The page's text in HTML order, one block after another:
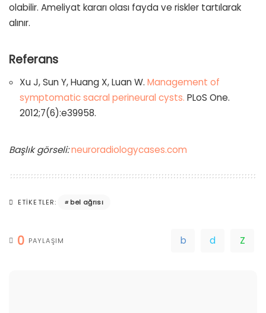
olabilir. Ameliyat kararı olası fayda ve riskler tartılarak
alınır.
Referans
Xu J, Sun Y, Huang X, Luan W. Management of
symptomatic sacral perineural cysts. PLoS One.
2012;7(6):e39958.
Başlık görseli:neuroradiologycases.com
ETIKETLER: bel ağrısı
0 PAYLAŞIM